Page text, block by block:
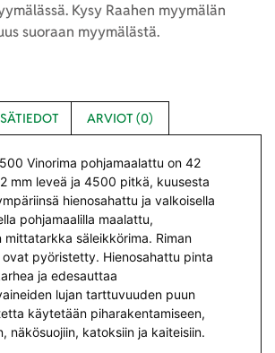
Kysy Raahen myymälän
suoraan myymälästä.
ARVIOT (0)
Vinorima pohjamaalattu on 42
mm leveä ja 4500 pitkä, kuusesta
hienosahattu ja valkoisella
pohjamaalilla maalattu,
mittatarkka säleikkörima. Riman
pyöristetty. Hienosahattu pinta
ja edesauttaa
lujan tarttuvuuden puun
käytetään piharakentamiseen,
näkösuojiin, katoksiin ja kaiteisiin.